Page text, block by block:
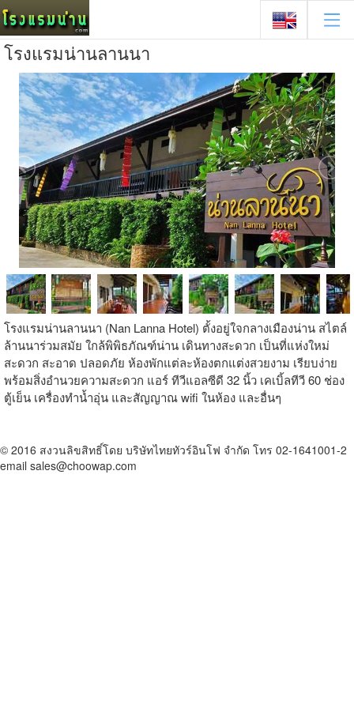
โรงแรมน่านลานนา
โรงแรมน่านลานนา (Nan Lanna Hotel) ตั้งอยู่ใจกลางเมืองน่าน สไตล์
ล้านนาร่วมสมัย ใกล้พิพิธภัณฑ์น่าน เดินทางสะดวก เป็นที่แห่งใหม่
สะดวก สะอาด ปลอดภัย ห้องพักแต่ละห้องตกแต่งสวยงาม เรียบง่าย
พร้อมสิ่งอำนวยความสะดวก แอร์ ทีวีแอลซีดี 32 นิ้ว เคเบิ้ลทีวี 60 ช่อง
ตู้เย็น เครื่องทำน้ำอุ่น และสัญญาณ wifi ในห้อง และอื่นๆ
© 2016 สงวนลิขสิทธิ์โดย บริษัทไทยทัวร์อินโฟ จำกัด โทร 02-1641001-2
email sales@choowap.com